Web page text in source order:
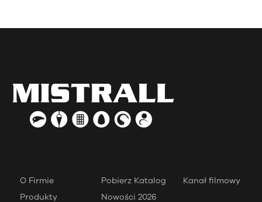
O Firmie
Produkty
Pobierz Katalog
Nowości 2026
Kanał filmowy